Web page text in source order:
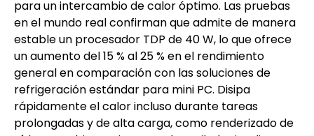
para un intercambio de calor óptimo. Las pruebas
en el mundo real confirman que admite de manera
estable un procesador TDP de 40 W, lo que ofrece
un aumento del 15 % al 25 % en el rendimiento
general en comparación con las soluciones de
refrigeración estándar para mini PC. Disipa
rápidamente el calor incluso durante tareas
prolongadas y de alta carga, como renderizado de